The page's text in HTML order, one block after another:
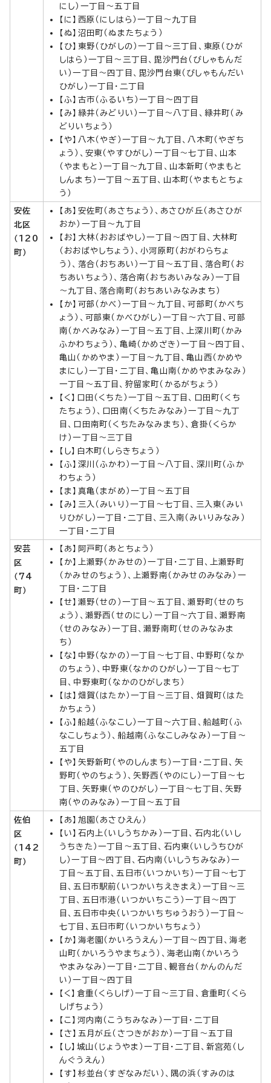
にし）一丁目～五丁目
【に】西原（にしはら）一丁目～九丁目
【ぬ】沼田町（ぬまたちょう）
【ひ】東野（ひがしの）一丁目～三丁目、東原（ひが
しはら）一丁目～三丁目、毘沙門台（びしゃもんだ
い）一丁目～四丁目、毘沙門台東（びしゃもんだい
ひがし）一丁目・二丁目
【ふ】古市（ふるいち）一丁目～四丁目
【み】緑井（みどりい）一丁目～八丁目、緑井町（み
どりいちょう）
【や】八木（やぎ）一丁目～九丁目、八木町（やぎち
ょう）、安東（やすひがし）一丁目～七丁目、山本
（やまもと）一丁目～九丁目、山本新町（やまもと
しんまち）一丁目～五丁目、山本町（やまもとちょ
う）
安佐
北区
（120
町）
【あ】安佐町（あさちょう）、あさひが丘（あさひが
おか）一丁目～九丁目
【お】大林（おおばやし）一丁目～四丁目、大林町
（おおばやしちょう）、小河原町（おがわらちょ
う）、落合（おちあい）一丁目～五丁目、落合町（お
ちあいちょう）、落合南（おちあいみなみ）一丁目
～九丁目、落合南町（おちあいみなみまち）
【か】可部（かべ）一丁目～九丁目、可部町（かべち
ょう）、可部東（かべひがし）一丁目～六丁目、可部
南（かべみなみ）一丁目～五丁目、上深川町（かみ
ふかわちょう）、亀崎（かめざき）一丁目～四丁目、
亀山（かめやま）一丁目～九丁目、亀山西（かめや
まにし）一丁目・二丁目、亀山南（かめやまみなみ）
一丁目～五丁目、狩留家町（かるがちょう）
【く】口田（くちた）一丁目～五丁目、口田町（くち
たちょう）、口田南（くちたみなみ）一丁目～九丁
目、口田南町（くちたみなみまち）、倉掛（くらか
け）一丁目～三丁目
【し】白木町（しらきちょう）
【ふ】深川（ふかわ）一丁目～八丁目、深川町（ふか
わちょう）
【ま】真亀（まがめ）一丁目～五丁目
【み】三入（みいり）一丁目～七丁目、三入東（みい
りひがし）一丁目・二丁目、三入南（みいりみなみ）
一丁目・二丁目
安芸
区
（74
町）
【あ】阿戸町（あとちょう）
【か】上瀬野（かみせの）一丁目・二丁目、上瀬野町
（かみせのちょう）、上瀬野南（かみせのみなみ）一
丁目・二丁目
【せ】瀬野（せの）一丁目～五丁目、瀬野町（せのち
ょう）、瀬野西（せのにし）一丁目～六丁目、瀬野南
（せのみなみ）一丁目、瀬野南町（せのみなみま
ち）
【な】中野（なかの）一丁目～七丁目、中野町（なか
のちょう）、中野東（なかのひがし）一丁目～七丁
目、中野東町（なかのひがしまち）
【は】畑賀（はたか）一丁目～三丁目、畑賀町（はた
かちょう）
【ふ】船越（ふなこし）一丁目～六丁目、船越町（ふ
なこしちょう）、船越南（ふなこしみなみ）一丁目～
五丁目
【や】矢野新町（やのしんまち）一丁目・二丁目、矢
野町（やのちょう）、矢野西（やのにし）一丁目～七
丁目、矢野東（やのひがし）一丁目～七丁目、矢野
南（やのみなみ）一丁目～五丁目
佐伯
区
（142
町）
【あ】旭園（あさひえん）
【い】石内上（いしうちかみ）一丁目、石内北（いし
うちきた）一丁目～五丁目、石内東（いしうちひが
し）一丁目～四丁目、石内南（いしうちみなみ）一
丁目～五丁目、五日市（いつかいち）一丁目～七丁
目、五日市駅前（いつかいちえきまえ）一丁目～三
丁目、五日市港（いつかいちこう）一丁目～四丁
目、五日市中央（いつかいちちゅうおう）一丁目～
七丁目、五日市町（いつかいちちょう）
【か】海老園（かいろうえん）一丁目～四丁目、海老
山町（かいろうやまちょう）、海老山南（かいろう
やまみなみ）一丁目・二丁目、観音台（かんのんだ
い）一丁目～四丁目
【く】倉重（くらしげ）一丁目～三丁目、倉重町（くら
しげちょう）
【こ】河内南（こうちみなみ）一丁目・二丁目
【さ】五月が丘（さつきがおか）一丁目～五丁目
【し】城山（じょうやま）一丁目・二丁目、新宮苑（し
んぐうえん）
【す】杉並台（すぎなみだい）、隅の浜（すみのは